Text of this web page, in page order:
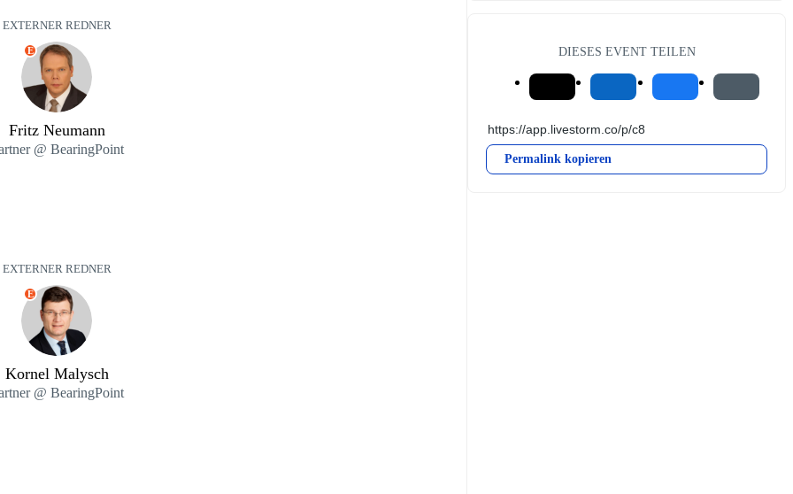
EXTERNER REDNER
E
Fritz Neumann
@ BearingPoint
EXTERNER REDNER
E
Kornel Malysch
@ BearingPoint
DIESES EVENT TEILEN
Permalink kopieren